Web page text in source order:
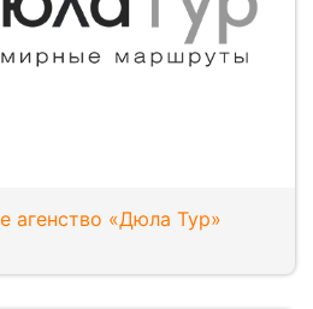
агенство «Дюла Тур»